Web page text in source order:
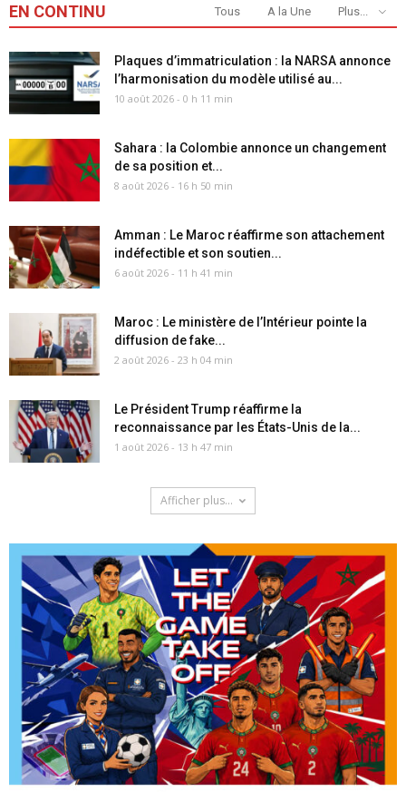
EN CONTINU Tous A la Une Plus...
Plaques d’immatriculation : la NARSA annonce
l’harmonisation du modèle utilisé au...
10 août 2026 - 0 h 11 min
Sahara : la Colombie annonce un changement
de sa position et...
8 août 2026 - 16 h 50 min
Amman : Le Maroc réaffirme son attachement
indéfectible et son soutien...
6 août 2026 - 11 h 41 min
Maroc : Le ministère de l’Intérieur pointe la
diffusion de fake...
2 août 2026 - 23 h 04 min
Le Président Trump réaffirme la
reconnaissance par les États-Unis de la...
1 août 2026 - 13 h 47 min
Afficher plus...